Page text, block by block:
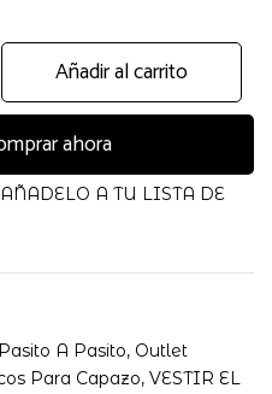
Añadir al carrito
ahora
A TU LISTA DE
A Pasito, Outlet
Para Capazo,VESTIR EL